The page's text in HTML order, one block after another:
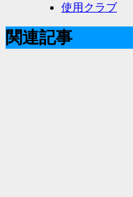
使用クラブ
関連記事